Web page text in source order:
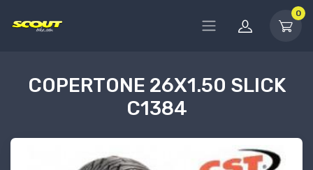
0
COPERTONE 26X1.50 SLICK
C1384